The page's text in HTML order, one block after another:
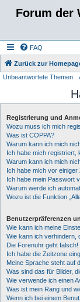
Forum der
FAQ
Zurück zur
Unbeantwortete Themen
Registrierung und
Wozu muss ich mich
Was ist COPPA?
Warum kann ich mich
Ich habe mich registriert,
Warum kann ich mich
Ich habe mich vor
Ich habe mein Passwort
Warum werde ich
Wozu ist die Funktion
Benutzerpräferenzen
Wie kann ich meine
Wie kann ich verhindern,
Die Forenuhr geht falsch!
Ich habe die Zeitzone
Meine Sprache steht auf
Was sind das für Bilder,
Wie verwende ich einen
Was ist mein Rang und
Wenn ich bei einem